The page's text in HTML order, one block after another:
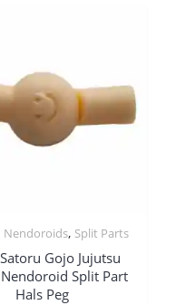
Nendoroids, Split Parts
Gojo Jujutsu
Split Part
Hals Peg